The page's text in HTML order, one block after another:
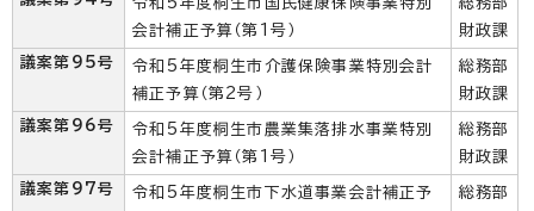
会計補正予算（第1号）
財政課
議案第95号
令和5年度桐生市介護保険事業特別会計
補正予算（第2号）
総務部
財政課
議案第96号
令和5年度桐生市農業集落排水事業特別
会計補正予算（第1号）
総務部
財政課
議案第97号
令和5年度桐生市下水道事業会計補正予
総務部